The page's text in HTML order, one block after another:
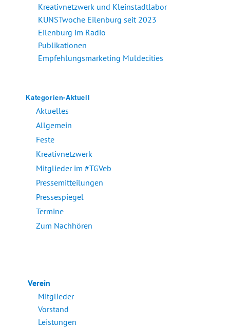
Kreativnetzwerk und Kleinstadtlabor
KUNSTwoche Eilenburg seit 2023
Eilenburg im Radio
Publikationen
Empfehlungsmarketing Muldecities
Kategorien-Aktuell
Aktuelles
Allgemein
Feste
Kreativnetzwerk
Mitglieder im #TGVeb
Pressemitteilungen
Pressespiegel
Termine
Zum Nachhören
Verein
Mitglieder
Vorstand
Leistungen